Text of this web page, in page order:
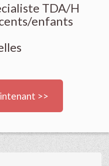
TDA/H
enfants
>>